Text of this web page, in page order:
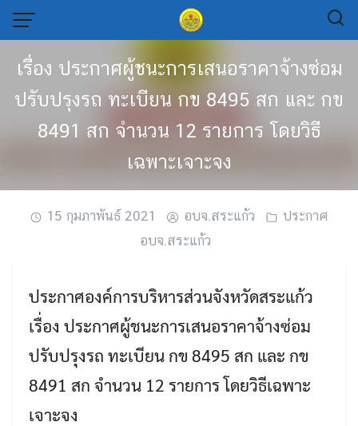
Skip
content
เรื่อง ประกาศผู้ชนะการเสนอราคาจ้างซ่อม
ปรับปรุงรถ ทะเบียน กข 8495 สก และ กข
8491 สก จำนวน 12 รายการ โดยวิธี
เฉพาะเจาะจง
15 กุมภาพันธ์ 2021 อบจ.สระแก้ว
ประกาศ
อบจ.สระแก้ว
ประกาศองค์การบริหารส่วนจังหวัดสระแก้ว
เรื่อง ประกาศผู้ชนะการเสนอราคาจ้างซ่อม
ปรับปรุงรถ ทะเบียน กข 8495 สก และ กข
8491 สก จำนวน 12 รายการ โดยวิธีเฉพาะ
เจาะจง